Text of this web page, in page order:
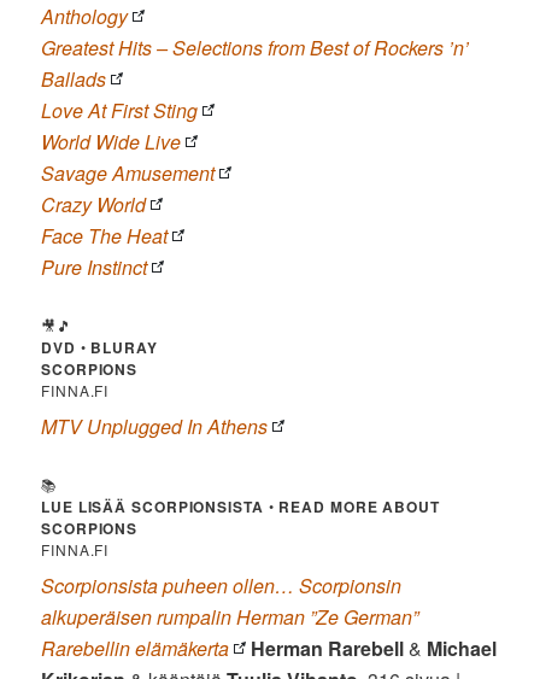
Anthology
Greatest Hits – Selections from Best of Rockers ’n’
Ballads
Love At First Sting
World Wide Live
Savage Amusement
Crazy World
Face The Heat
Pure Instinct
🎥🎵
DVD • BLURAY
SCORPIONS
FINNA.FI
MTV Unplugged In Athens
📚
LUE LISÄÄ SCORPIONSISTA • READ MORE ABOUT
SCORPIONS
FINNA.FI
Scorpionsista puheen ollen… Scorpionsin
alkuperäisen rumpalin Herman ”Ze German”
Rarebellin elämäkerta
Herman Rarebell& Michael